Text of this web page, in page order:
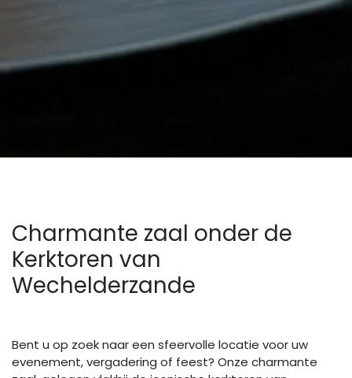
Charmante zaal onder de
Kerktoren van
Wechelderzande
Bent u op zoek naar een sfeervolle locatie voor uw
evenement, vergadering of feest? Onze charmante